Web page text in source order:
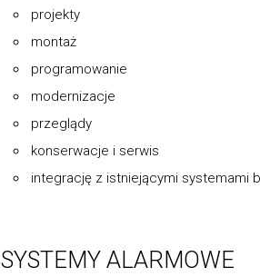
projekty
montaż
programowanie
modernizacje
przeglądy
konserwacje i serwis
integrację z istniejącymi systemami
SYSTEMY ALARMOWE